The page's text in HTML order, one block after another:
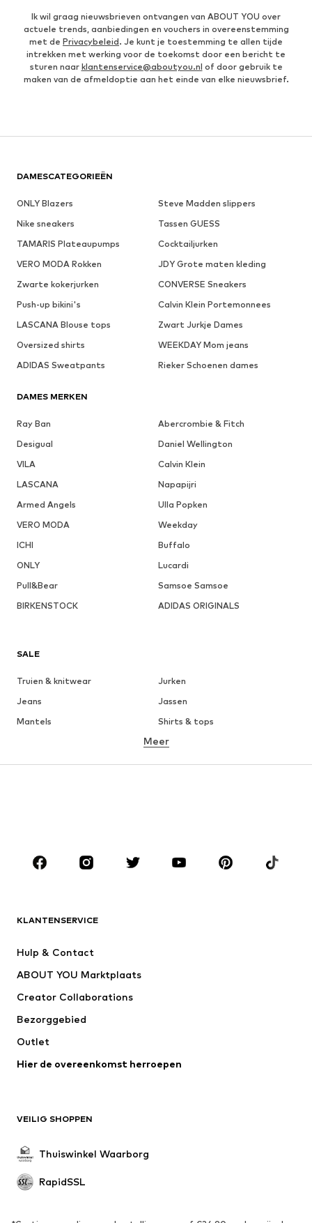
Ik wil graag nieuwsbrieven ontvangen van ABOUT YOU over
actuele trends, aanbiedingen en vouchers in overeenstemming
met de Privacybeleid. Je kunt je toestemming te allen tijde
intrekken met werking voor de toekomst door een bericht te
sturen naar klantenservice@aboutyou.nl of door gebruik te
maken van de afmeldoptie aan het einde van elke nieuwsbrief.
DAMESCATEGORIEËN
ONLY Blazers
Steve Madden slippers
Nike sneakers
Tassen GUESS
TAMARIS Plateaupumps
Cocktailjurken
VERO MODA Rokken
JDY Grote maten kleding
Zwarte kokerjurken
CONVERSE Sneakers
Push-up bikini's
Calvin Klein Portemonnees
LASCANA Blouse tops
Zwart Jurkje Dames
Oversized shirts
WEEKDAY Mom jeans
ADIDAS Sweatpants
Rieker Schoenen dames
DAMES MERKEN
Ray Ban
Abercrombie & Fitch
Desigual
Daniel Wellington
VILA
Calvin Klein
LASCANA
Napapijri
Armed Angels
Ulla Popken
VERO MODA
Weekday
ICHI
Buffalo
ONLY
Lucardi
Pull&Bear
Samsoe Samsoe
BIRKENSTOCK
ADIDAS ORIGINALS
SALE
Truien & knitwear
Jurken
Jeans
Jassen
Mantels
Shirts & tops
Ondergoed & pyjama's
Accessoires
Premium
Nieuw
Ondergoed & pyjama's
Mantels
Zwemkleding
Blazers
Jumpsuits
Upcycling
SCHOENEN
Nieuw
Meer
KLANTENSERVICE
Hulp & Contact
ABOUT YOU Marktplaats
Creator Collaborations
Bezorggebied
Outlet
Hier de overeenkomst herroepen
VEILIG SHOPPEN
Thuiswinkel Waarborg
RapidSSL